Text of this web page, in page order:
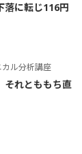
落に転じ116円
ル分析講座
それとももち直